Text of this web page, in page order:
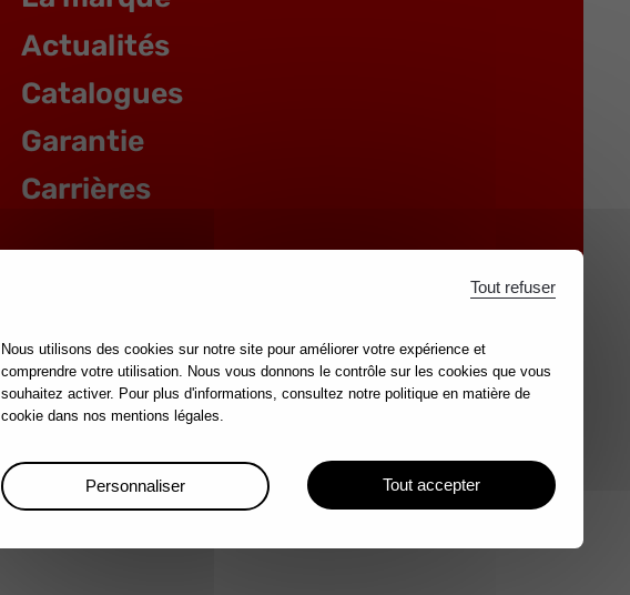
Actualités
Catalogues
Garantie
Carrières
Nous utilisons des cookies sur notre site pour améliorer votre expérience et
comprendre votre utilisation. Nous vous donnons le contrôle sur les cookies que vous
souhaitez activer. Pour plus d'informations, consultez notre politique en matière de
cookie dans nos mentions légales.
Tout accepter
Tout refuser
Personnaliser